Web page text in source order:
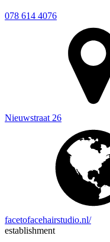
078 614 4076
Nieuwstraat 26
facetofacehairstudio.nl/
establishment